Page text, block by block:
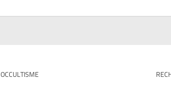
OCCULTISME